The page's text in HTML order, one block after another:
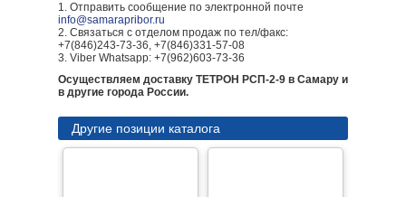
1. Отправить сообщение по электронной почте
info@samarapribor.ru
2. Связаться с отделом продаж по тел/факс:
+7(846)243-73-36, +7(846)331-57-08
3. Viber Whatsapp: +7(962)603-73-36
Осуществляем доставку ТЕТРОН РСП-2-9 в Самару и
в другие города России.
Другие позиции каталога